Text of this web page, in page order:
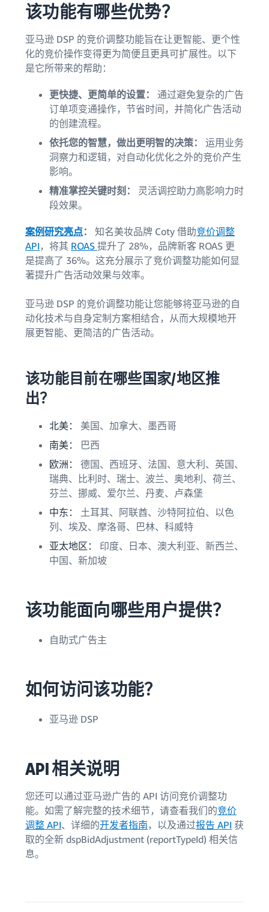
该功能有哪些优势？
亚马逊 DSP 的竞价调整功能旨在让更智能、更个性
化的竞价操作变得更为简便且更具可扩展性。以下
是它所带来的帮助：
更快捷、更简单的设置：
通过避免复杂的广告
订单项变通操作，节省时间，并简化广告活动
的创建流程。
依托您的智慧，做出更明智的决策：
运用业务
洞察力和逻辑，对自动化优化之外的竞价产生
影响。
精准掌控关键时刻： 灵活调控助力高影响力时
段效果。
案例研究亮点： 知名美妆品牌 Coty 借助竞价调整
API ，将其 ROAS 提升了 28%，品牌新客 ROAS 更
是提高了 36%。这充分展示了竞价调整功能如何显
著提升广告活动效果与效率。
亚马逊 DSP 的竞价调整功能让您能够将亚马逊的自
动化技术与自身定制方案相结合，从而大规模地开
展更智能、更简洁的广告活动。
该功能目前在哪些国家/地区推
出？
北美： 美国、加拿大、墨西哥
南美：
巴西
欧洲：
德国、西班牙、法国、意大利、英国、
瑞典、比利时、瑞士、波兰、奥地利、荷兰、
芬兰、挪威、爱尔兰、丹麦、卢森堡
中东：
土耳其、阿联酋、沙特阿拉伯、以色
列、埃及、摩洛哥、巴林、科威特
亚太地区：
印度、日本、澳大利亚、新西兰、
中国、新加坡
该功能面向哪些用户提供？
自助式广告主
如何访问该功能？
亚马逊 DSP
API 相关说明
您还可以通过亚马逊广告的 API 访问竞价调整功
能。如需了解完整的技术细节，请查看我们的竞价
调整 API、详细的开发者指南 ，以及通过报告 API 获
取的全新 dspBidAdjustment (reportTypeId) 相关信
息。